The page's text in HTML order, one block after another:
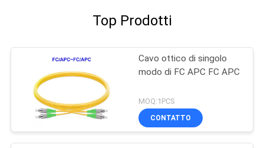
Top Prodotti
Cavo ottico di singolo
modo di FC APC FC APC
MOQ:1PCS
CONTATTO